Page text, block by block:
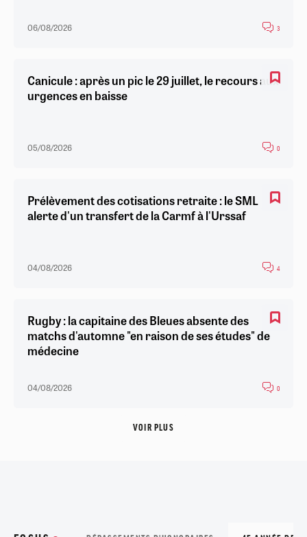
06/08/2026 3
Canicule : après un pic le 29 juillet, le recours aux
urgences en baisse
05/08/2026 0
Prélèvement des cotisations retraite : le SML
alerte d'un transfert de la Carmf à l'Urssaf
04/08/2026 4
Rugby : la capitaine des Bleues absente des
matchs d'automne "en raison de ses études" de
médecine
04/08/2026 0
VOIR PLUS